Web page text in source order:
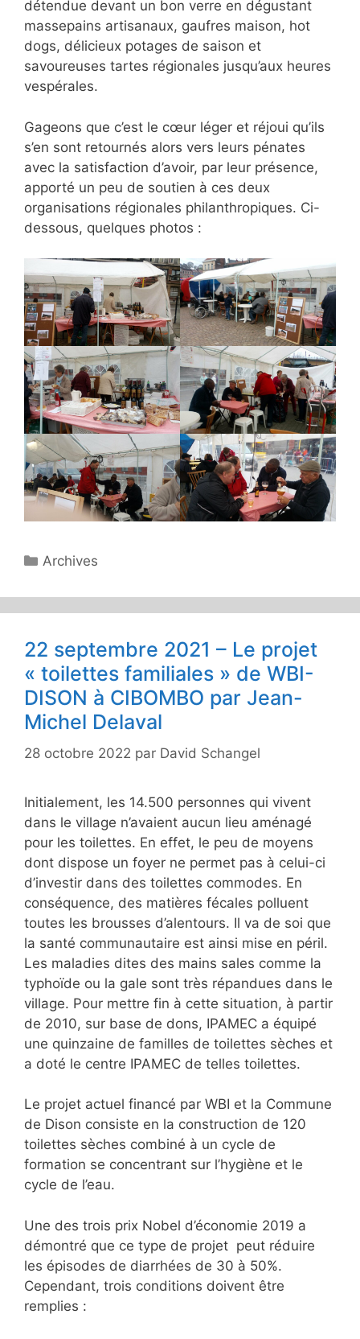
détendue devant un bon verre en dégustant
massepains artisanaux, gaufres maison, hot
dogs, délicieux potages de saison et
savoureuses tartes régionales jusqu’aux heures
vespérales.
Gageons que c’est le cœur léger et réjoui qu’ils
s’en sont retournés alors vers leurs pénates
avec la satisfaction d’avoir, par leur présence,
apporté un peu de soutien à ces deux
organisations régionales philanthropiques. Ci-
dessous, quelques photos :
Catégories
Archives
22 septembre 2021 – Le projet
« toilettes familiales » de WBI-
DISON à CIBOMBO par Jean-
Michel Delaval
28 octobre 2022 par David Schangel
Initialement, les 14.500 personnes qui vivent
dans le village n’avaient aucun lieu aménagé
pour les toilettes. En effet, le peu de moyens
dont dispose un foyer ne permet pas à celui-ci
d’investir dans des toilettes commodes. En
conséquence, des matières fécales polluent
toutes les brousses d’alentours. Il va de soi que
la santé communautaire est ainsi mise en péril.
Les maladies dites des mains sales comme la
typhoïde ou la gale sont très répandues dans le
village. Pour mettre fin à cette situation, à partir
de 2010, sur base de dons, IPAMEC a équipé
une quinzaine de familles de toilettes sèches et
a doté le centre IPAMEC de telles toilettes.
Le projet actuel financé par WBI et la Commune
de Dison consiste en la construction de 120
toilettes sèches combiné à un cycle de
formation se concentrant sur l’hygiène et le
cycle de l’eau.
Une des trois prix Nobel d’économie 2019 a
démontré que ce type de projet peut réduire
les épisodes de diarrhées de 30 à 50%.
Cependant, trois conditions doivent être
remplies :